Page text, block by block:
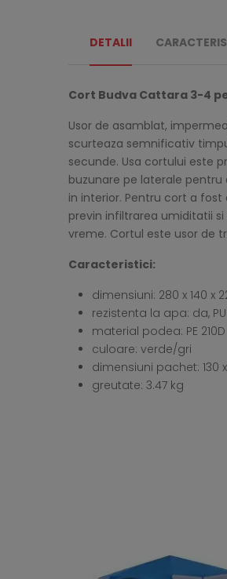
DETALII
Cort Budva Cattara 3-4
Usor de asamblat,
scurteaza semnificativ
secunde. Usa cortului este
buzunare pe laterale
in interior. Pentru cort a
previn infiltrarea umiditatii si
vreme. Cortul este usor de
Caracteristici:
dimensiuni: 280 x 140 x
rezistenta la apa: da,
material podea: PE 210D
culoare: verde/gri
dimensiuni pachet: 130
greutate: 3.47 kg